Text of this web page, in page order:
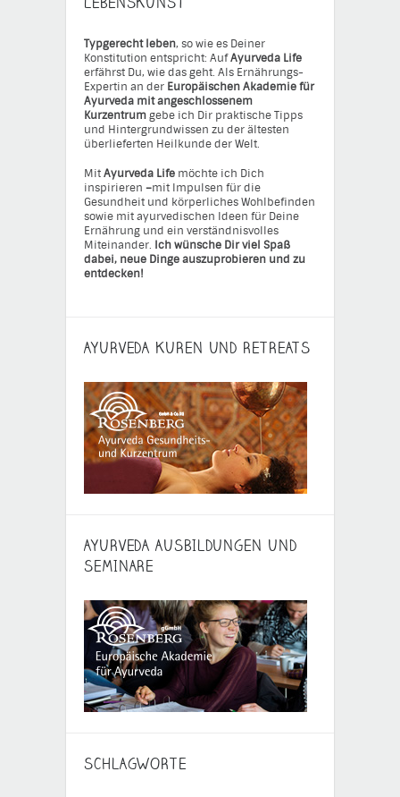
Typgerecht leben, so wie es Deiner
Konstitution entspricht: AufAyurveda Life
erfährst Du, wie das geht. Als Ernährungs-
Expertin an der Europäischen Akademie für
Ayurveda mit angeschlossenem
Kurzentrumgebe ich Dir praktische Tipps
und Hintergrundwissen zu der ältesten
überlieferten Heilkunde der Welt.
MitAyurveda Life möchte ich Dich
inspirieren –mit Impulsen für die
Gesundheit und körperliches Wohlbefinden
sowie mit ayurvedischen Ideen für Deine
Ernährung und ein verständnisvolles
Miteinander. Ich wünsche Dir viel Spaß
dabei, neue Dinge auszuprobieren und zu
entdecken!
AYURVEDA KUREN UND RETREATS
AYURVEDA AUSBILDUNGEN UND
SEMINARE
SCHLAGWORTE